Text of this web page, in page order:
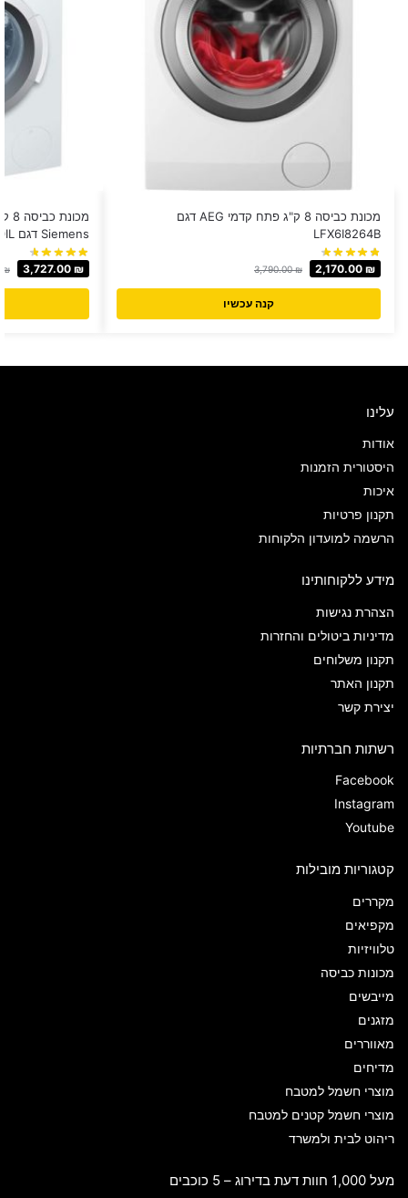
מכונת כביסה 8 ק"ג פתח קדמי AEG דגם
LFX6I8264B
3,790.00₪ 2,170.00 ₪
קנה עכשיו
Siemens דגם WM12T480IL
₪ 3,727.00 ₪
עלינו
אודות
היסטורית הזמנות
איכות
תקנון פרטיות
הרשמה למועדון הלקוחות
מידע ללקוחותינו
הצהרת נגישות
מדיניות ביטולים והחזרות
תקנון משלוחים
תקנון האתר
יצירת קשר
רשתות חברתיות
Facebook
Instagram
Youtube
קטגוריות מובילות
מקררים
מקפיאים
טלוויזיות
מכונות כביסה
מייבשים
מזגנים
מאווררים
מדיחים
מוצרי חשמל למטבח
מוצרי חשמל קטנים למטבח
ריהוט לבית ולמשרד
מעל 1,000 חוות דעת בדירוג – 5 כוכבים